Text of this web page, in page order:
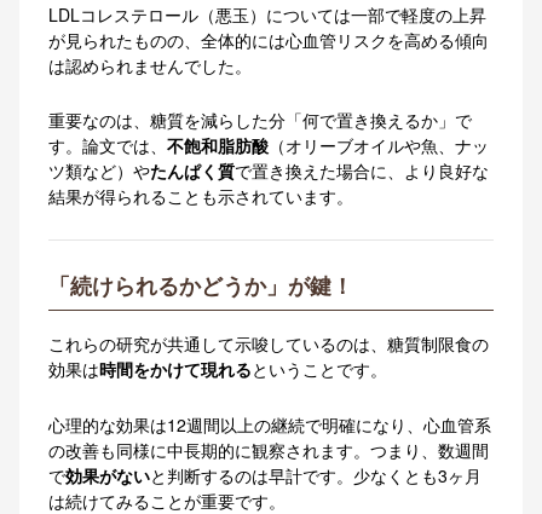
LDLコレステロール（悪玉）については一部で軽度の上昇
が見られたものの、全体的には心血管リスクを高める傾向
は認められませんでした。
重要なのは、糖質を減らした分「何で置き換えるか」で
す。論文では、 不飽和脂肪酸 （オリーブオイルや魚、ナッ
ツ類など）やたんぱく質で置き換えた場合に、より良好な
結果が得られることも示されています。
「続けられるかどうか」が鍵！
これらの研究が共通して示唆しているのは、糖質制限食の
効果は時間をかけて現れるということです。
心理的な効果は12週間以上の継続で明確になり、心血管系
の改善も同様に中長期的に観察されます。つまり、数週間
で効果がないと判断するのは早計です。少なくとも3ヶ月
は続けてみることが重要です。